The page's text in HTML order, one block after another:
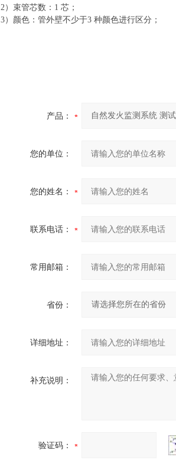
2）束管芯数：1 芯；
3）颜色：管外壁不少于3 种颜色进行区分；
产品：
您的单位：
您的姓名：
联系电话：
常用邮箱：
省份：
详细地址：
补充说明：
验证码：